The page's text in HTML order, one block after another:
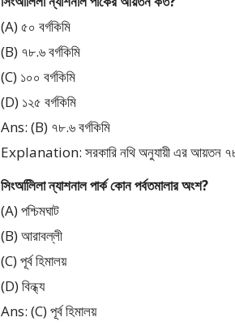
(A) ৫০ বর্গকিমি
(B) ৭৮.৬ বর্গকিমি
(C) ১০০ বর্গকিমি
(D) ১২৫ বর্গকিমি
Ans: (B) ৭৮.৬ বর্গকিমি
Explanation: সরকারি নথি অনুযায়ী এর আয়তন
সিংঅলিিলা ন্যাশনাল পার্ক কোন পর্বতমালার অংশ?
(A) পশ্চিমঘাট
(B) আরাবল্লী
(C) পূর্ব হিমালয়
(D) বিন্ধ্য
Ans: (C) পূর্ব হিমালয়